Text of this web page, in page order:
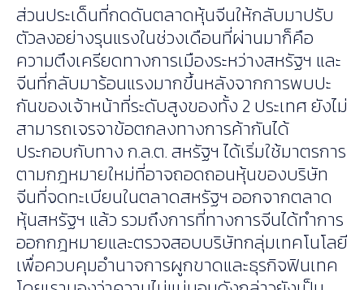
ส่วนประเด็นที่กดดันตลาดหุ้นจีนให้กลับมาปรับ
ตัวลงอย่างรุนแรงในช่วงเดือนที่ผ่านมาก็คือ
ความตึงเครียดทางการเมืองระหว่างสหรัฐฯ และ
จีนที่กลับมาร้อนแรงมากขึ้นหลังจากการพบปะ
กันของเจ้าหน้าที่ระดับสูงของทั้ง 2 ประเทศ ยังไม่
สามารถเจรจาข้อตกลงทางการค้ากันได้
ประกอบกับทาง ก.ล.ต. สหรัฐฯ ได้เริ่มใช้มาตรการ
ตามกฎหมายใหม่ที่อาจถอดถอนหุ้นของบริษัท
จีนที่จดทะเบียนในตลาดสหรัฐฯ ออกจากตลาด
หุ้นสหรัฐฯ แล้ว รวมถึงการที่ทางการจีนได้ทำการ
ออกกฎหมายและตรวจสอบบริษัทกลุ่มเทคโนโลยี
เพื่อควบคุมอำนาจการผูกขาดและธุรกิจฟินเทค